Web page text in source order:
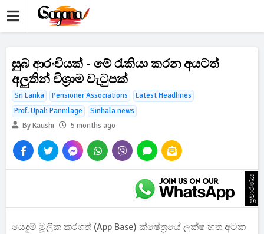
සුබ ආරංචියක් - මේ රැකියා කරන අයටත්
අලුතින් විශ්‍රාම වැටුපක්
Sri Lanka Pensioner Associations
Latest Headlines
Prof. Upali Pannilage
Sinhala news
By Kaushi
5 months ago
ප්‍රචාරණය
යෙදුම් මූලික කරගත් (App Base) ක්ෂේත්‍රයේ ලක්ෂ හත අටක